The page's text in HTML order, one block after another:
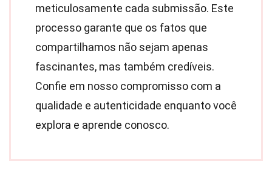
meticulosamente cada submissão. Este
processo garante que os fatos que
compartilhamos não sejam apenas
fascinantes, mas também credíveis.
Confie em nosso compromisso com a
qualidade e autenticidade enquanto você
explora e aprende conosco.